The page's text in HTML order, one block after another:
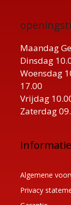
Maandag
Dinsdag
Woensdag
17.00
Vrijdag
Zaterdag
Informatie
Algemene
Privacy